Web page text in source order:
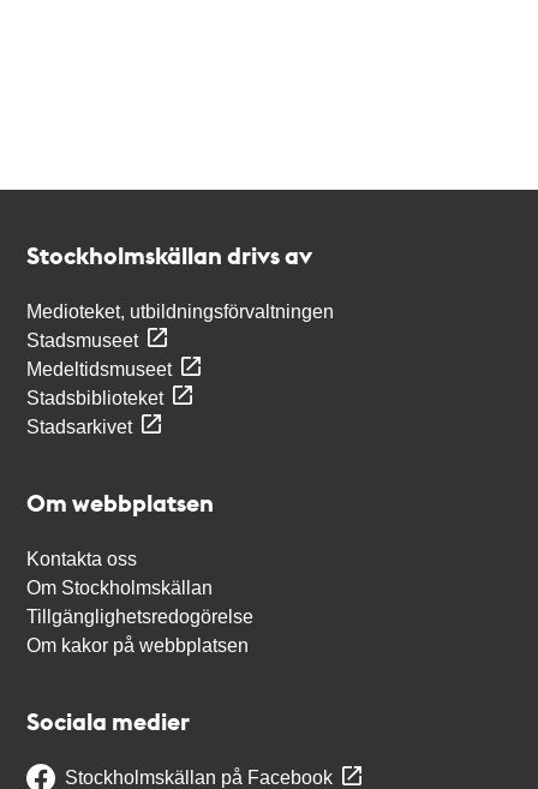
Stockholmskällan drivs av
Medioteket, utbildningsförvaltningen
Stadsmuseet
Medeltidsmuseet
Stadsbiblioteket
Stadsarkivet
Om webbplatsen
Kontakta oss
Om Stockholmskällan
Tillgänglighetsredogörelse
Om kakor på webbplatsen
Sociala medier
Stockholmskällan på Facebook